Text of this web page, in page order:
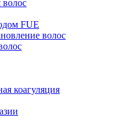
волос
FUE
волос
коагуляция